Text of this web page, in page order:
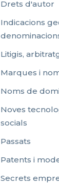
Drets d'autor
Indicacions
Litigis,
Marques i
Noms de
Noves
socials
Passats
Patents i
Secrets